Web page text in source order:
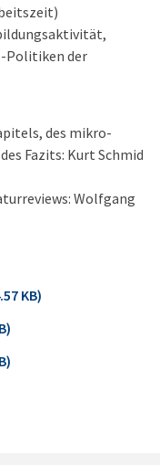
Politi­ken der
des mikro-
Fazits: Kurt Schmid
Wolfgang
KB)